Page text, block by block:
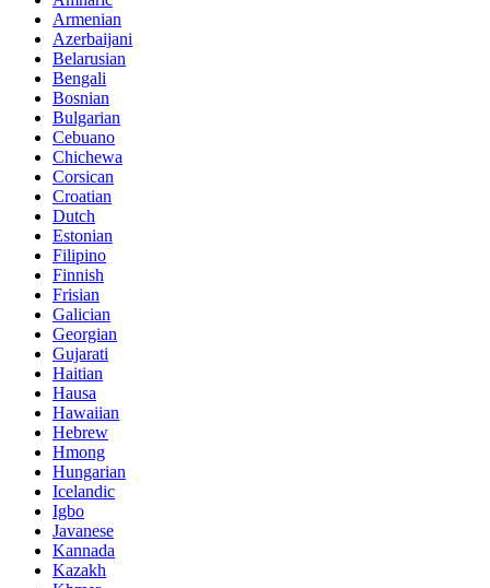
Armenian
Azerbaijani
Belarusian
Bengali
Bosnian
Bulgarian
Cebuano
Chichewa
Corsican
Croatian
Dutch
Estonian
Filipino
Finnish
Frisian
Galician
Georgian
Gujarati
Haitian
Hausa
Hawaiian
Hebrew
Hmong
Hungarian
Icelandic
Igbo
Javanese
Kannada
Kazakh